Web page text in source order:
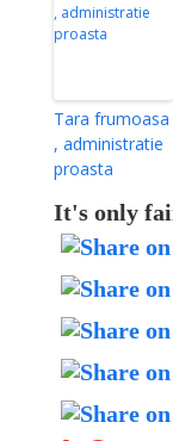
Tara frumoasa
, administratie
proasta
It's only